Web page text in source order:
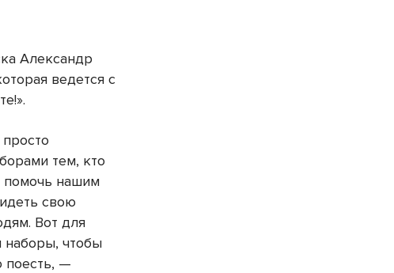
Александр
ведется с
тем, кто
помочь нашим
свою
Вот для
наборы, чтобы
поесть, —